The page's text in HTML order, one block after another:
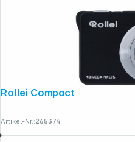
Rollei Compactline 880
Artikel-Nr.:265374
Copyright © 2001 - 2026